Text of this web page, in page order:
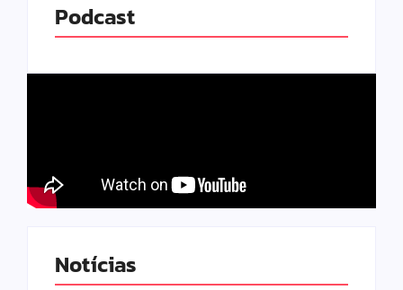
Podcast
Notícias